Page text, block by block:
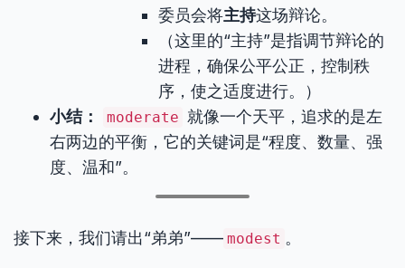
委员会将主持这场辩论。
（这里的“主持”是指调节辩论的
进程，确保公平公正，控制秩
序，使之适度进行。）
小结：
moderate 就像一个天平，追求的是左
右两边的平衡，它的关键词是“程度、数量、强
度、温和”。
接下来，我们请出“弟弟”—— modest 。